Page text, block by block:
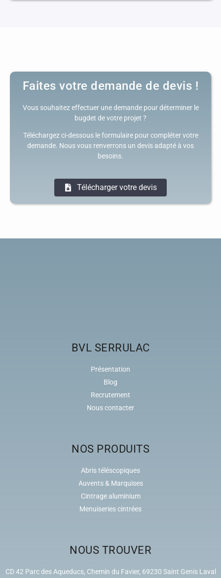
Faites votre demande de devis !
Vous souhaitez effectuer une demande pour déterminer le
bugdet de votre projet ?
Téléchargez ci-dessous le formulaire pour compléter votre
demande. Nous vous renverrons un devis adapté à vos
besoins.
Télécharger votre devis
BVL SERRULAC
Présentation
Blog
Recrutement
Nous contacter
NOS PRODUITS
Abris téléscopiques
Auvents & Marquises
Cintrage aluminium
Menuiseries cintrées
NOUS TROUVER
CD 42 Parc des Aqueducs, Chemin du Favier, 69230 Saint Genis Laval